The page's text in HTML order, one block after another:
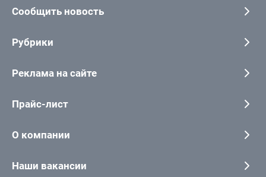
Сообщить новость
Рубрики
Реклама на сайте
Прайс-лист
О компании
Наши вакансии